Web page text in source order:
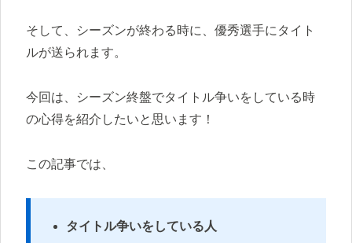
そして、シーズンが終わる時に、優秀選手にタイト
ルが送られます。
今回は、シーズン終盤でタイトル争いをしている時
の心得を紹介したいと思います！
この記事では、
タイトル争いをしている人